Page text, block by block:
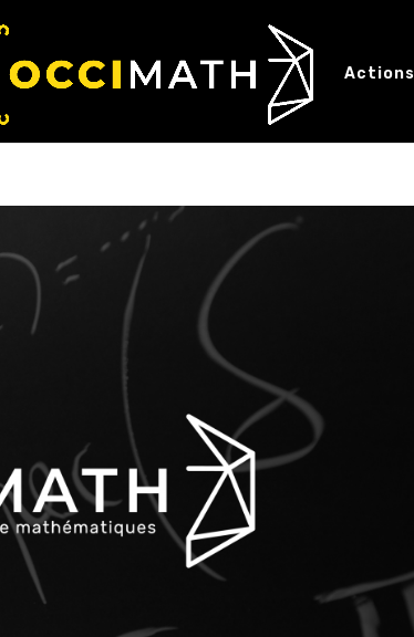
Actions